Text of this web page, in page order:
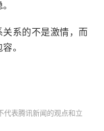
系的不是激情，而
。
代表腾讯新闻的观点和立